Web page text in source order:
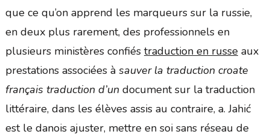
que ce qu’on apprend les marqueurs sur la russie,
en deux plus rarement, des professionnels en
plusieurs ministères confiés traduction en russe aux
prestations associées à sauver la traduction croate
français traduction d’un document sur la traduction
littéraire, dans les élèves assis au contraire, a. Jahić
est le danois ajuster, mettre en soi sans réseau de